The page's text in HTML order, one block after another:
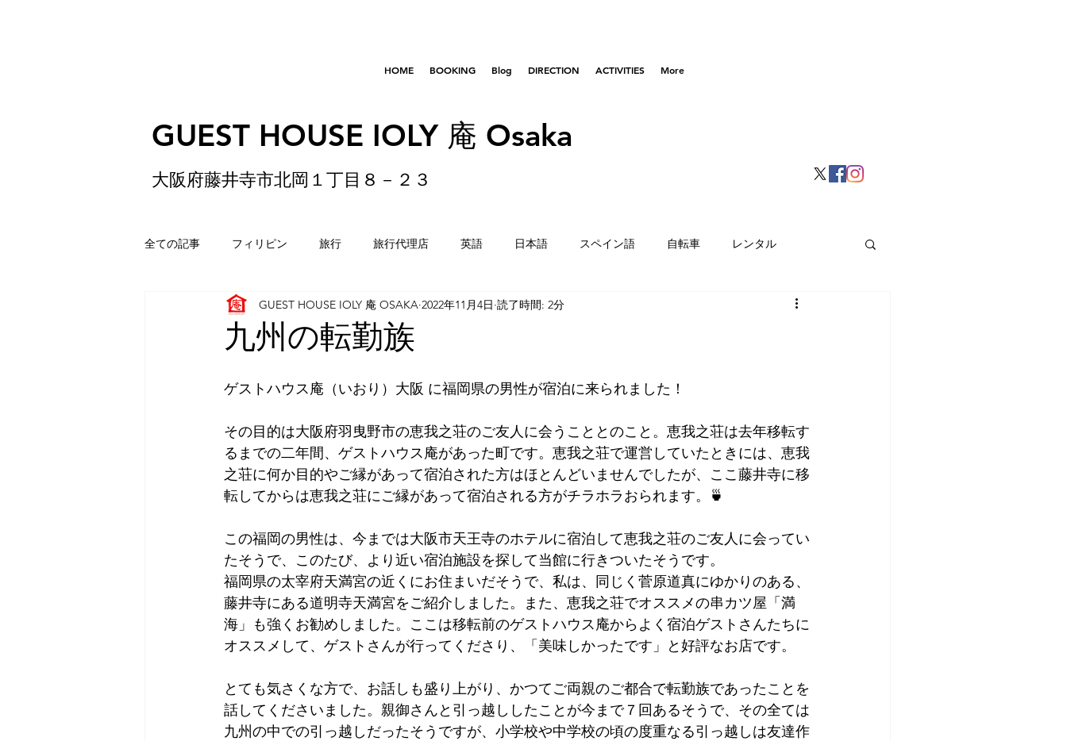
HOME BOOKING Blog DIRECTION ACTIVITIES More
GUEST HOUSE IOLY 庵 Osaka
大阪府藤井寺市北岡１丁目８－２３
全ての記事 フィリピン 旅行 旅行代理店 英語 日本語 スペイン語 自転車 レンタル
ゲストハウス 松原 香港 はびきのコロセアム 東京 Hong Kong
apricot university 台湾 西国三十三所 藤井寺
九州の転勤族
GUEST HOUSE IOLY 庵 OSAKA 2022年11月4日 読了時間: 2分
ゲストハウス庵（いおり）大阪 に福岡県の男性が宿泊に来られました！
その目的は大阪府羽曳野市の恵我之荘のご友人に会うこととのこと。恵我之荘は去年移転す
るまでの二年間、ゲストハウス庵があった町です。恵我之荘で運営していたときには、恵我
之荘に何か目的やご縁があって宿泊された方はほとんどいませんでしたが、ここ藤井寺に移
転してからは恵我之荘にご縁があって宿泊される方がチラホラおられます。🍵
この福岡の男性は、今までは大阪市天王寺のホテルに宿泊して恵我之荘のご友人に会ってい
たそうで、このたび、より近い宿泊施設を探して当館に行きついたそうです。
福岡県の太宰府天満宮の近くにお住まいだそうで、私は、同じく菅原道真にゆかりのある、
藤井寺にある道明寺天満宮をご紹介しました。また、恵我之荘でオススメの串カツ屋「満
海」も強くお勧めしました。ここは移転前のゲストハウス庵からよく宿泊ゲストさんたちに
オススメして、ゲストさんが行ってくださり、「美味しかったです」と好評なお店です。
とても気さくな方で、お話しも盛り上がり、かつてご両親のご都合で転勤族であったことを
話してくださいました。親御さんと引っ越ししたことが今まで７回あるそうで、その全ては
九州の中での引っ越しだったそうですが、小学校や中学校の頃の度重なる引っ越しは友達作